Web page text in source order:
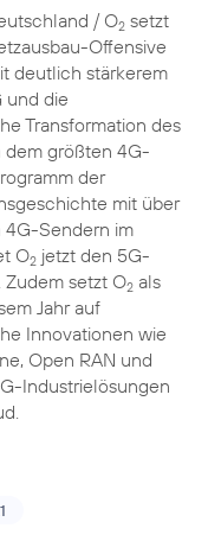
/ O2setzt
Offensive
deutlich stärkerem
und die
Transformation des
dem größten 4G-
der
mit über
4G-Sendern im
O2jetzt den 5G-
setzt O2als
Jahr auf
Innovationen wie
Open RAN und
Industrielösungen